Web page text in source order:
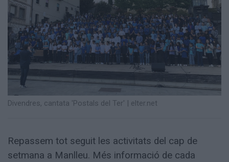
Divendres, cantata 'Postals del Ter' elter.net
Repassem tot seguit les activitats del cap de
setmana a Manlleu. Més informació de cada